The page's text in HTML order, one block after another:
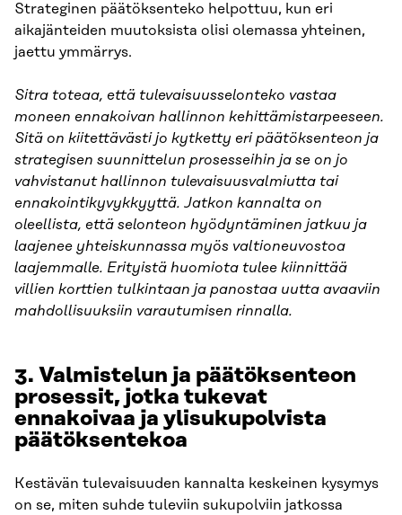
Strateginen päätöksenteko helpottuu, kun eri
aikajänteiden muutoksista olisi olemassa yhteinen,
jaettu ymmärrys.
Sitra toteaa, että tulevaisuusselonteko vastaa
moneen ennakoivan hallinnon kehittämistarpeeseen.
Sitä on kiitettävästi jo kytketty eri päätöksenteon ja
strategisen suunnittelun prosesseihin ja se on jo
vahvistanut hallinnon tulevaisuusvalmiutta tai
ennakointikyvykkyyttä. Jatkon kannalta on
oleellista, että selonteon hyödyntäminen jatkuu ja
laajenee yhteiskunnassa myös valtioneuvostoa
laajemmalle. Erityistä huomiota tulee kiinnittää
villien korttien tulkintaan ja panostaa uutta avaaviin
mahdollisuuksiin varautumisen rinnalla.
3. Valmistelun ja päätöksenteon
prosessit, jotka tukevat
ennakoivaa ja ylisukupolvista
päätöksentekoa
Kestävän tulevaisuuden kannalta keskeinen kysymys
on se, miten suhde tuleviin sukupolviin jatkossa